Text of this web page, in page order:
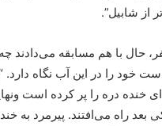
از شابیل”.
حال با هم مسابقه می‌دادند
خود را در این آب نگاه
خنده دره را پر کرده است
بعد راه می‌افتند. پیرمرد به